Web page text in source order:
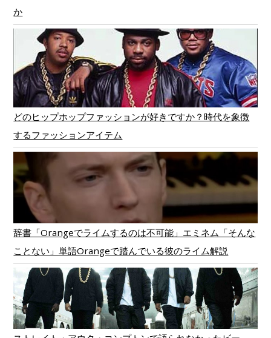
か
どのヒップホップファッションが好きですか？時代を象徴
するファッションアイテム
辞書「Orangeでライムするのは不可能」エミネム「そんな
ことない」単語Orangeで踏んでいる彼のライム解説